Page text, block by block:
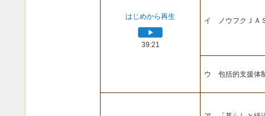
はじめから再生
39:21
イ ノウフクＪＡ
ウ 包括的支援体